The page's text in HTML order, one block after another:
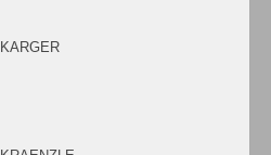
KARGER